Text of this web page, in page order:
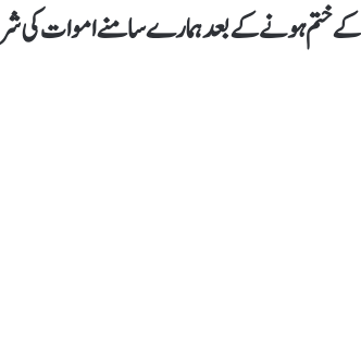
ختم ہونے کے بعد ہمارے سامنے اموات کی